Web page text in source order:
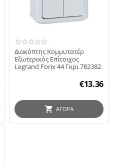
Διακόπτης Κομμυτατέρ
Εξωτερικός Επίτοιχος
Legrand Forix 44 Γκρι 782382
€13.36
ΑΓΟΡΆ